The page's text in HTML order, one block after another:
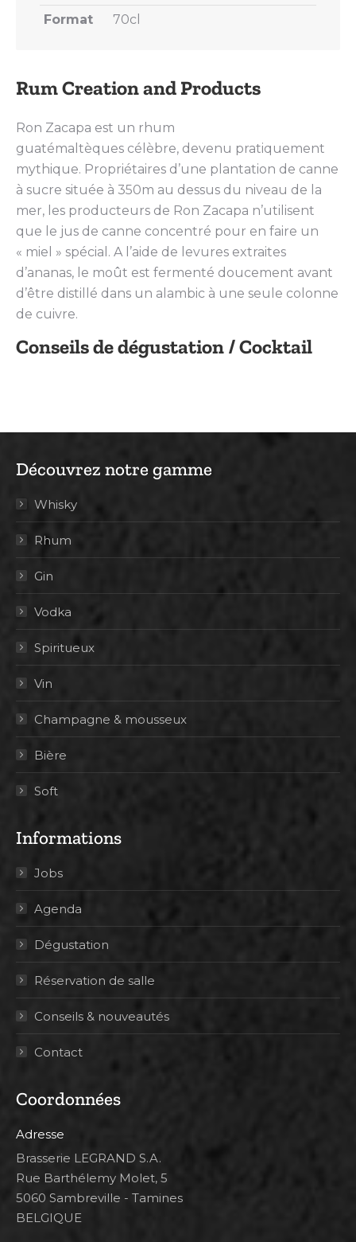
Rum Creation and Products
Ron Zacapa est un rhum
guatémaltèques célèbre, devenu pratiquement
mythique. Propriétaires d’une plantation de canne
à sucre située à 350m au dessus du niveau de la
mer, les producteurs de Ron Zacapa n’utilisent
que le jus de canne concentré pour en faire un
« miel » spécial. A l’aide de levures extraites
d’ananas, le moût est fermenté doucement avant
d’être distillé dans un alambic à une seule colonne
de cuivre.
Conseils de dégustation / Cocktail
Format 70cl
Découvrez notre gamme
Whisky
Rhum
Gin
Vodka
Spiritueux
Vin
Champagne & mousseux
Bière
Soft
Informations
Jobs
Agenda
Dégustation
Réservation de salle
Conseils & nouveautés
Contact
Coordonnées
Adresse
Brasserie LEGRAND S.A.
Rue Barthélemy Molet, 5
5060 Sambreville - Tamines
BELGIQUE